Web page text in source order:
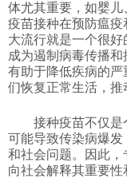
体尤其重要，如婴儿
疫苗接种在预防瘟
大流行就是一个很
成为遏制病毒传播
有助于降低疾病的严
们恢复正常生活，推
接种疫苗不仅
可能导致传染病爆
和社会问题。因此，
向社会解释其重要